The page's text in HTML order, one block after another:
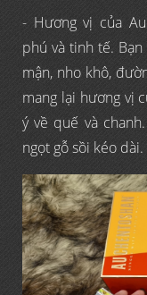
- Hương vị của
phú và tinh tế.
mận, nho khô,
mang lại hương vị
ý về quế và
ngọt gỗ sồi kéo dài.